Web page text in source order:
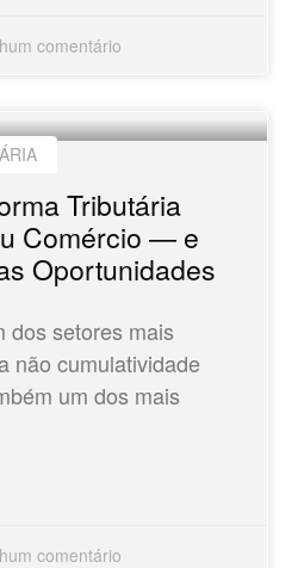
comentário
Tributária
Comércio — e
Oportunidades
dos setores mais
não cumulatividade
um dos mais
comentário